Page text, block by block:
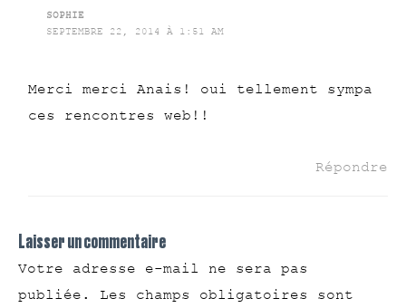
SOPHIE
SEPTEMBRE 22, 2014 À 1:51 AM
Merci merci Anais! oui tellement sympa
ces rencontres web!!
Répondre
Laisser un commentaire
Votre adresse e-mail ne sera pas
publiée.
Les champs obligatoires sont